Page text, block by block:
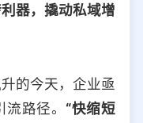
他器，撬动私域增
的今天，企业亟
路径。 “快缩短